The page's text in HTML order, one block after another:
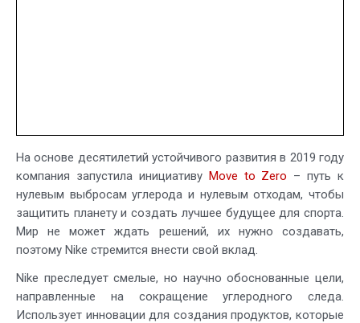
На основе десятилетий устойчивого развития в 2019 году
компания запустила инициативу Move to Zero – путь к
нулевым выбросам углерода и нулевым отходам, чтобы
защитить планету и создать лучшее будущее для спорта.
Мир не может ждать решений, их нужно создавать,
поэтому Nike стремится внести свой вклад.
Nike преследует смелые, но научно обоснованные цели,
направленные на сокращение углеродного следа.
Использует инновации для создания продуктов, которые